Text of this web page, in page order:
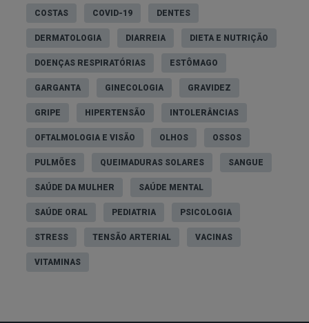
COSTAS COVID-19 DENTES
DERMATOLOGIA DIARREIA DIETA E NUTRIÇÃO
DOENÇAS RESPIRATÓRIAS ESTÔMAGO
GARGANTA GINECOLOGIA GRAVIDEZ
GRIPE HIPERTENSÃO INTOLERÂNCIAS
OFTALMOLOGIA E VISÃO OLHOS OSSOS
PULMÕES QUEIMADURAS SOLARES SANGUE
SAÚDE DA MULHER SAÚDE MENTAL
SAÚDE ORAL PEDIATRIA PSICOLOGIA
STRESS TENSÃO ARTERIAL VACINAS
VITAMINAS